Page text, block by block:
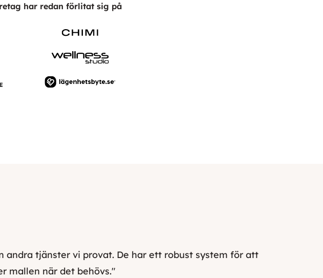
har redan förlitat sig på
andra tjänster vi provat. De har ett robust system för att
mallen när det behövs."